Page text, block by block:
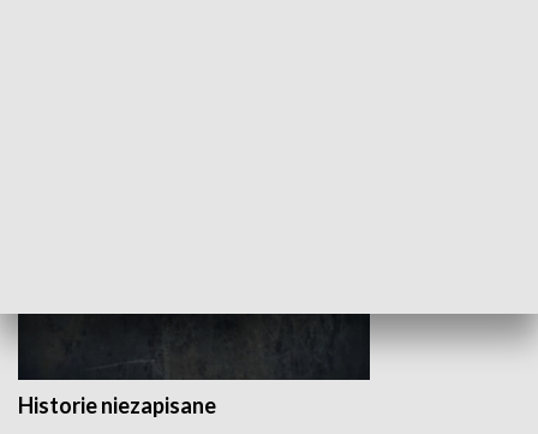
Historie niezapisane